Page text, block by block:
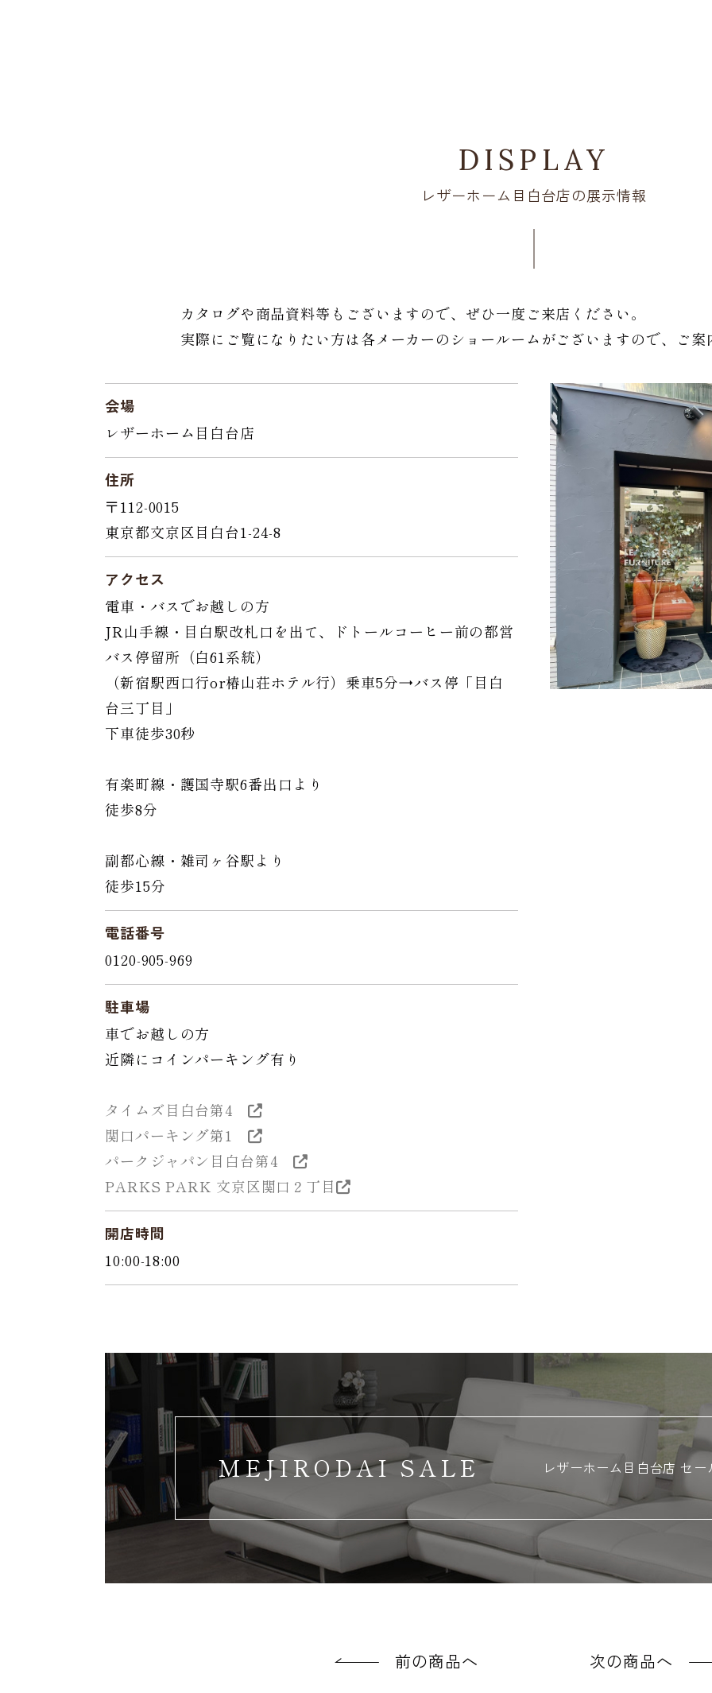
DISPLAY
レザーホーム目白台店の展示情報
カタログや商品資料等もございますので、ぜひ一度ご来店ください。
実際にご覧になりたい方は各メーカーのショールームがございますので、ご
会場
レザーホーム目白台店
住所
〒112-0015
東京都文京区目白台1-24-8
アクセス
電車・バスでお越しの方
JR山手線・目白駅改札口を出て、ドトールコーヒー前の都営
バス停留所（白61系統）
（新宿駅西口行or椿山荘ホテル行）乗車5分→バス停「目白
台三丁目」
下車徒歩30秒
有楽町線・護国寺駅6番出口より
徒歩8分
副都心線・雑司ヶ谷駅より
徒歩15分
電話番号
0120-905-969
駐車場
車でお越しの方
近隣にコインパーキング有り
タイムズ目白台第4
関口パーキング第1
パークジャパン目白台第4
PARKS PARK 文京区関口２丁目
開店時間
10:00-18:00
MEJIRODAI SALE レザーホーム 目白台店 セ
前の商品へ 次の商品へ